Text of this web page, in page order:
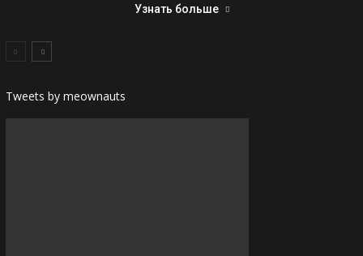
Узнать больше
Tweets by meownauts